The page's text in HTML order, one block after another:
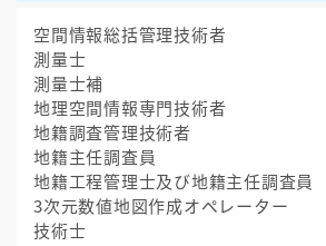
空間情報総括管理技術者
測量士
測量士補
地理空間情報専門技術者
地籍調査管理技術者
地籍主任調査員
地籍工程管理士及び地籍主任調査員
3次元数値地図作成オペレーター
技術士